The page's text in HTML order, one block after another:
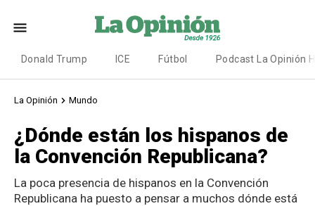
Donald Trump ICE Fútbol Podcast La Opinión
La Opinión Mundo
¿Dónde están los hispanos de
la Convención Republicana?
La poca presencia de hispanos en la Convención
Republicana ha puesto a pensar a muchos dónde está